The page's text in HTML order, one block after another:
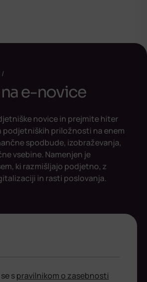
e-novice
novice in prejmite hiter
podjetniških priložnosti na enem
spodbude, izobraževanja,
vsebine. Namenjen je
ki razmišljajo podjetno, z
in rasti poslovanja.
spravilnikom o zasebnosti